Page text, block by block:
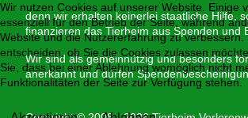
denn wir erhalten keinerlei staatliche Hilfe,
finanzieren das Tierheim aus Spenden und
Wir sind als gemeinnützig und besonders
anerkannt und dürfen
Wir nutzen Cookies auf unserer Website. Einige
essenziell für den Betrieb der Seite, während
Website und die Nutzererfahrung zu verbessern.
entscheiden, ob Sie die Cookies zulassen
Sie, dass bei einer Ablehnung womöglich nicht
Funktionalitäten der Seite zur Verfügung stehen.